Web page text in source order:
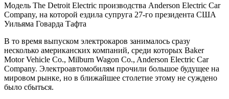
Модель The Detroit Electric производства Anderson Electric Car
Company, на которой ездила супруга 27-го президента США
Уильяма Говарда Тафта
В то время выпуском электрокаров занималось сразу
несколько американских компаний, среди которых Baker
Motor Vehicle Co., Milburn Wagon Co., Anderson Electric Car
Company. Электроавтомобилям прочили большое будущее на
мировом рынке, но в ближайшее столетие этому не суждено
было сбыться.